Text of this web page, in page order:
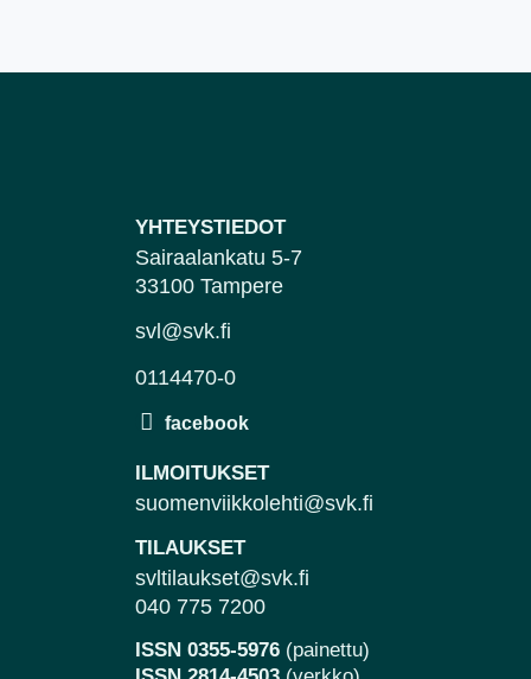
YHTEYSTIEDOT
Sairaalankatu 5-7
33100 Tampere
svl@svk.fi
0114470-0
ILMOITUKSET
suomenviikkolehti@svk.fi
TILAUKSET
svltilaukset@svk.fi
040 775 7200
ISSN 0355-5976 (painettu)